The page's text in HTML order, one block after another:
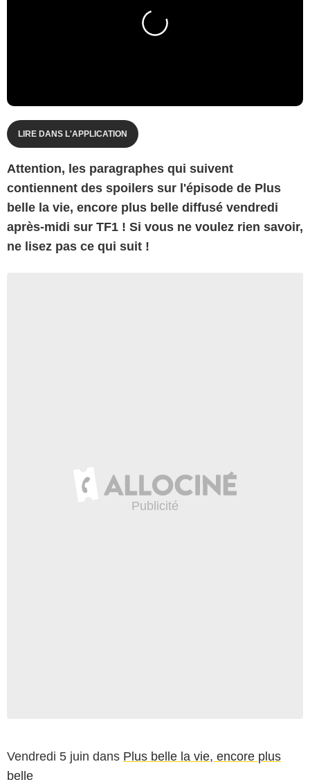
LIRE DANS L'APPLICATION
Attention, les paragraphes qui suivent
contiennent des spoilers sur l'épisode de Plus
belle la vie, encore plus belle diffusé vendredi
après-midi sur TF1 ! Si vous ne voulez rien savoir,
ne lisez pas ce qui suit !
Vendredi 5 juin dans Plus belle la vie, encore plus
belle